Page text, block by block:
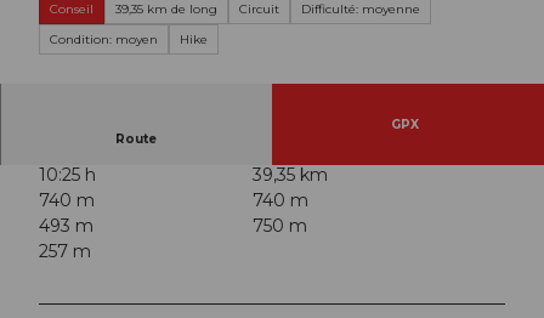
Conseil 39,35 km de long Circuit
Difficulté: moyenne
Condition: moyen
Hike
Route
GPX
10:25 h
39,35 km
740 m
740 m
493 m
750 m
257 m